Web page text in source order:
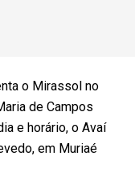
o Mirassol no
de Campos
e horário, o Avaí
em Muriaé